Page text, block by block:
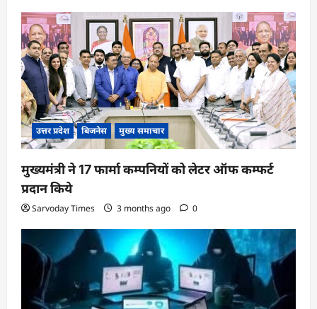
g
a
t
i
o
n उत्तर प्रदेश बिजनेस मुख्य समाचार
मुख्यमंत्री ने 17 फार्मा कम्पनियों को लेटर ऑफ कम्फर्ट
प्रदान किये
Sarvoday Times 3 months ago 0